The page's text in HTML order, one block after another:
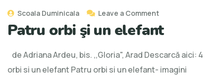
Scoala Duminicala Leave a Comment
Patru orbi şi un elefant
de Adriana Ardeu, bis. ,,Gloria", Arad Descarcă aici: 4
orbi si un elefant Patru orbi si un elefant- imagini